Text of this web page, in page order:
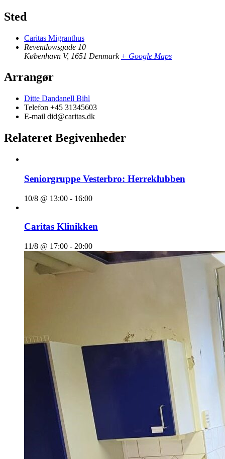
Sted
Caritas Migranthus
Reventlowsgade 10
København V, 1651 Denmark + Google Maps
Arrangør
Ditte Dandanell Bihl
Telefon +45 31345603
E-mail did@caritas.dk
Relateret Begivenheder
Seniorgruppe Vesterbro: Herreklubben
10/8 @ 13:00 - 16:00
Caritas Klinikken
11/8 @ 17:00 - 20:00